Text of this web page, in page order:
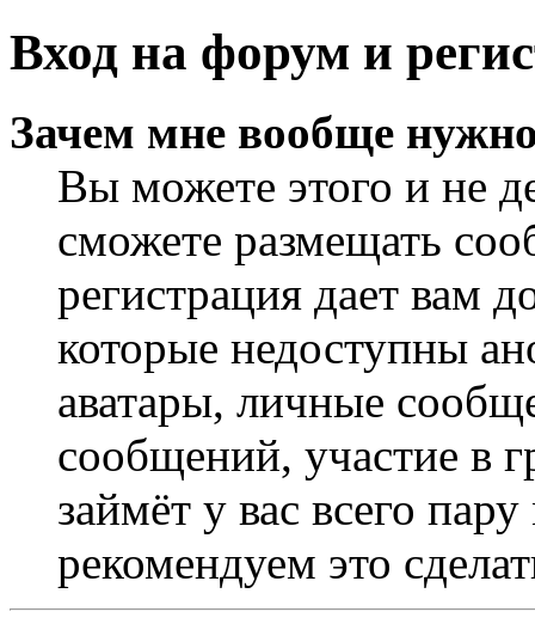
Вход на форум и
Зачем мне вообще
Вы можете этого и не
сможете размещать
регистрация дает вам
которые недоступны
аватары, личные
сообщений, участие в
займёт у вас всего
рекомендуем это